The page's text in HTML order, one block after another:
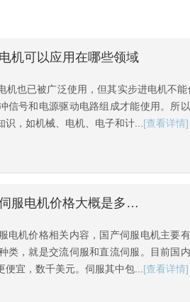
机可以应用在哪些领域
机也已被广泛使用，但其实步进电机不
信号和电源驱动电路组成才能使用。所
，如机械、电机、电子和计... [查看详情]
[无刷电机驱动器]国产伺服电机价格大概是多少？
电机价格相关内容，国产伺服电机主要
类，就是交流伺服和直流伺服。目前国
宜，数千美元。伺服其中包... [查看详情]